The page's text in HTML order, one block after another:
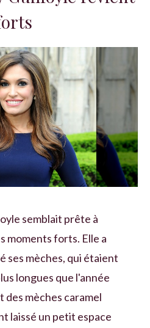
semblait prête à
moments forts. Elle a
ses mèches, qui étaient
longues que l'année
mèches caramel
laissé un petit espace